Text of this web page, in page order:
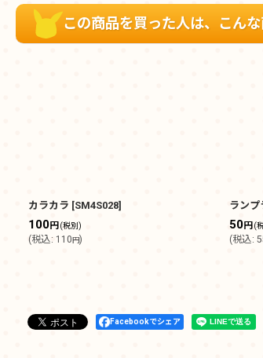
この商品を買った人は、こん
カラカラ [SM4S028]
100円 (税別)
(税込: 110円)
ランプ
50円 (
(税込:
Facebookでシェア